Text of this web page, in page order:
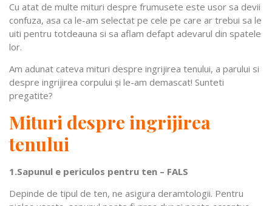
Cu atat de multe mituri despre frumusete este usor sa devii
confuza, asa ca le-am selectat pe cele pe care ar trebui sa le
uiti pentru totdeauna si sa aflam defapt adevarul din spatele
lor.
Am adunat cateva mituri despre ingrijirea tenului, a parului si
despre ingrijirea corpului şi le-am demascat! Sunteti
pregatite?
Mituri despre ingrijirea
tenului
1.Sapunul e periculos pentru ten – FALS
Depinde de tipul de ten, ne asigura deramtologii. Pentru